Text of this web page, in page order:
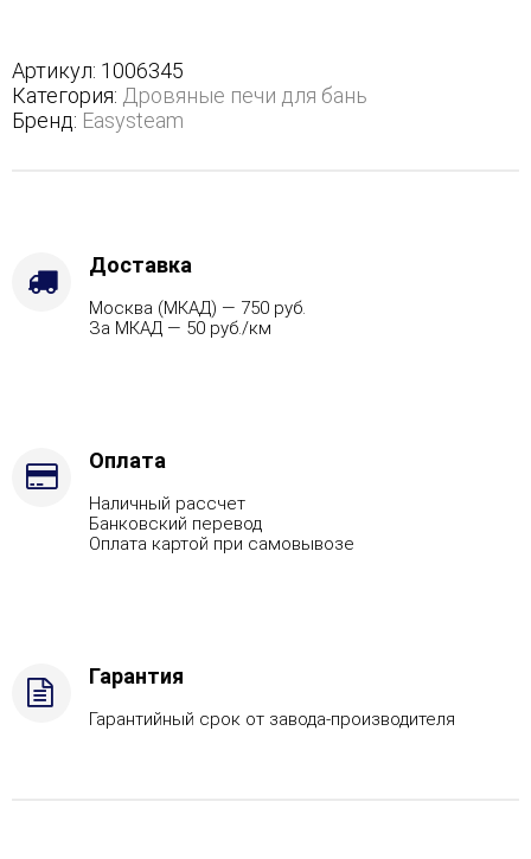
кожухе
с
боковым
подключением
экраны,
Варианты
AISI
САБК-40,
Боковое
подключение
Артикул: 1006345
Категория: Дровяные печи для бань
Бренд: Easysteam
Доставка
Москва (МКАД) — 750 руб.
За МКАД — 50 руб./км
Оплата
Наличный рассчет
Банковский перевод
Оплата картой при самовывозе
Гарантия
Гарантийный срок от завода-производителя